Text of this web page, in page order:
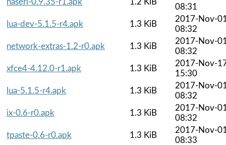
08:31
lua-dev-5.1.5-r4.apk
1.3 KiB
2017-Nov-
08:32
network-extras-1.2-r0.apk
1.3 KiB
2017-Nov-
08:32
xfce4-4.12.0-r1.apk
1.3 KiB
2017-Nov-
15:30
lua-5.1.5-r4.apk
1.3 KiB
2017-Nov-
08:32
ix-0.6-r0.apk
1.3 KiB
2017-Nov-
08:32
tpaste-0.6-r0.apk
1.3 KiB
2017-Nov-
08:33